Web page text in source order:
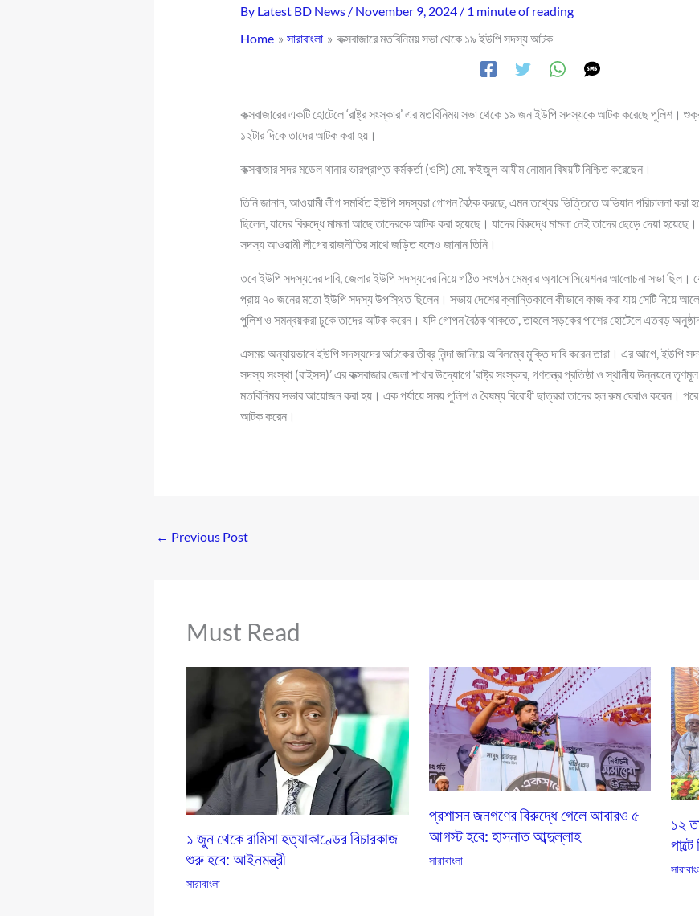
By Latest BD News / November 9, 2024 / 1 minute of reading
Home
সারাবাংলা কক্সবাজারে মতবিনিময় সভা থেকে ১৯ ইউপি সদস্য আটক
কক্সবাজারের একটি হোটেলে ‘রাষ্ট্র সংস্কার’ এর মতবিনিময় সভা থেকে ১৯ জন ইউপি সদস্যকে আটক করেছে পুলিশ।
১২টার দিকে তাদের আটক করা হয়।
কক্সবাজার সদর মডেল থানার ভারপ্রাপ্ত কর্মকর্তা (ওসি) মো. ফইজুল আযীম নোমান বিষয়টি নিশ্চিত করেছেন।
তিনি জানান, আওয়ামী লীগ সমর্থিত ইউপি সদস্যরা গোপন বৈঠক করছে, এমন তথ্যের ভিত্তিতে অভিযান পরিচালনা
ছিলেন, যাদের বিরুদ্ধে মামলা আছে তাদেরকে আটক করা হয়েছে। যাদের বিরুদ্ধে মামলা নেই তাদের ছেড়ে দেয়া
সদস্য আওয়ামী লীগের রাজনীতির সাথে জড়িত বলেও জানান তিনি।
তবে ইউপি সদস্যদের দাবি, জেলার ইউপি সদস্যদের নিয়ে গঠিত সংগঠন মেম্বার অ্যাসোসিয়েশনর আলোচনা সভা ছিল।
প্রায় ৭০ জনের মতো ইউপি সদস্য উপস্থিত ছিলেন। সভায় দেশের ক্লান্তিকালে কীভাবে কাজ করা যায় সেটি নিয়ে
পুলিশ ও সমন্বয়করা ঢুকে তাদের আটক করেন। যদি গোপন বৈঠক থাকতো, তাহলে সড়কের পাশের হোটেলে এতবড় অনুষ্ঠান
এসময় অন্যায়ভাবে ইউপি সদস্যদের আটকের তীব্র নিন্দা জানিয়ে অবিলম্বে মুক্তি দাবি করেন তারা। এর আগে, ইউপি
সদস্য সংস্থা (বাইসস)’ এর কক্সবাজার জেলা শাখার উদ্যোগে ‘রাষ্ট্র সংস্কার, গণতন্ত্র প্রতিষ্ঠা ও স্থানীয় উন্নয়নে তৃণমূল
মতবিনিময় সভার আয়োজন করা হয়। এক পর্যায়ে সময় পুলিশ ও বৈষম্য বিরোধী ছাত্ররা তাদের হল রুম ঘেরাও করেন। পরে
আটক করেন।
← Previous Post
Must Read
১ জুন থেকে রামিসা হত্যাকাণ্ডের বিচারকাজ
শুরু হবে: আইনমন্ত্রী
সারাবাংলা
প্রশাসন জনগণের বিরুদ্ধে গেলে আবারও ৫
আগস্ট হবে: হাসনাত আব্দুল্লাহ
সারাবাংলা
১২